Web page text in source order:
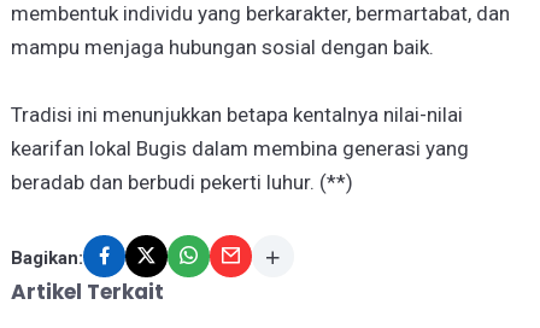
membentuk individu yang berkarakter, bermartabat, dan
mampu menjaga hubungan sosial dengan baik.
Tradisi ini menunjukkan betapa kentalnya nilai-nilai
kearifan lokal Bugis dalam membina generasi yang
beradab dan berbudi pekerti luhur. (**)
Bagikan:
Artikel Terkait